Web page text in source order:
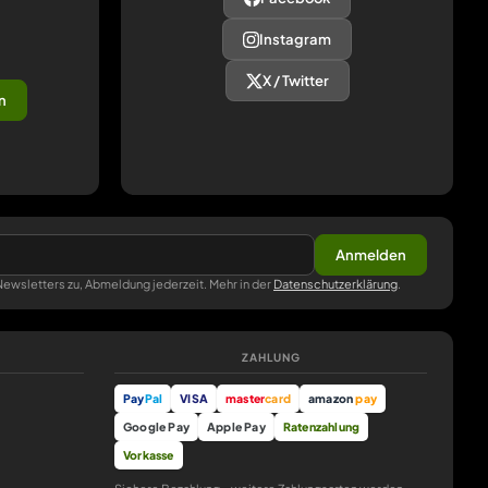
Instagram
X / Twitter
Anmelden
zu, Abmeldung jederzeit. Mehr in der Datenschutzerklärung
ZAHLUNG
PayPal VISA mastercard amazonpay
Google Pay
Apple Pay
Ratenzahlung
Vorkasse